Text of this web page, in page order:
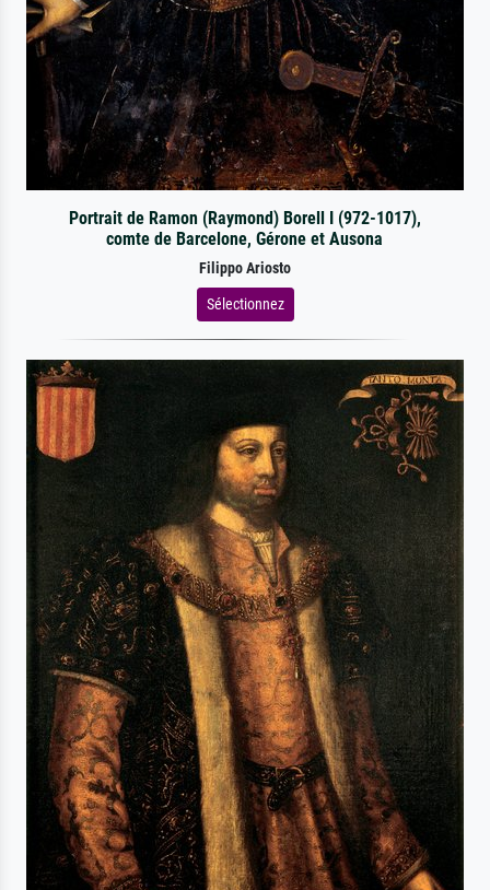
Portrait de Ramon (Raymond) Borell I (972-1017),
comte de Barcelone, Gérone et Ausona
Filippo Ariosto
Sélectionnez